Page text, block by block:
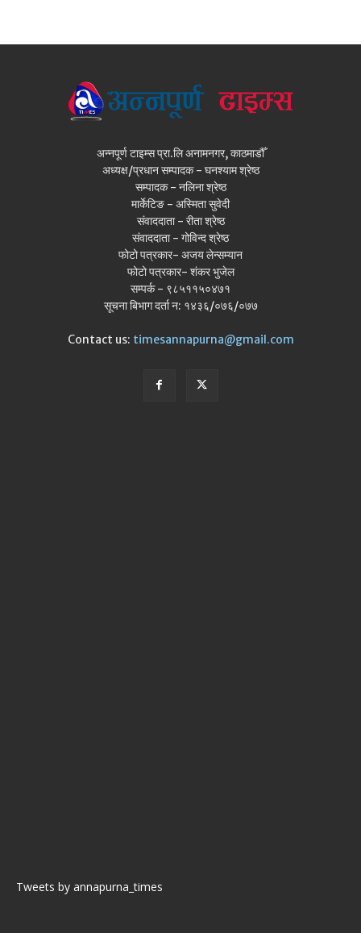
अन्नपूर्ण टाइम्स प्रा.लि अनामनगर, काठमाडौँ
अध्यक्ष/प्रधान सम्पादक - घनश्याम श्रेष्ठ
सम्पादक - नलिना श्रेष्ठ
मार्केटिङ - अस्मिता सुवेदी
संवाददाता - रीता श्रेष्ठ
संवाददाता - गोविन्द श्रेष्ठ
फोटो पत्रकार- अजय लेन्सम्यान
फोटो पत्रकार- शंकर भुजेल
सम्पर्क - ९८५११५०४७१
सूचना बिभाग दर्ता न: १४३६/०७६/०७७
Contact us: timesannapurna@gmail.com
Tweets by annapurna_times